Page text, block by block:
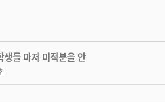
들 마저 미적분을 안